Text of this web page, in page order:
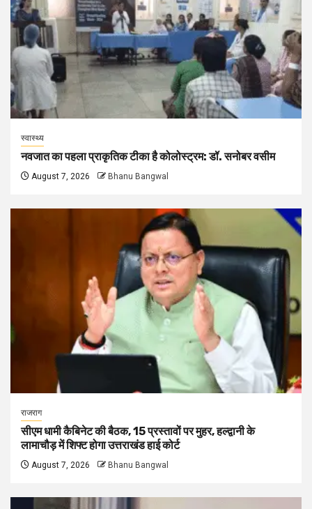
स्वास्थ्य
नवजात का पहला प्राकृतिक टीका है कोलोस्ट्रम: डॉ. सनोबर वसीम
August 7, 2026 Bhanu Bangwal
राजराग
सीएम धामी कैबिनेट की बैठक, 15 प्रस्तावों पर मुहर, हल्द्वानी के
लामाचौड़ में शिफ्ट होगा उत्तराखंड हाई कोर्ट
August 7, 2026 Bhanu Bangwal